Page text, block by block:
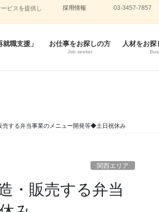
ビスを提供し
採用情報 03-3457-7857
就職支援」 お仕事をお探しの方
Job seeker
人材をお
売する弁当事業のメニュー開発等◆土日祝休み
関西エリア
・販売する弁当